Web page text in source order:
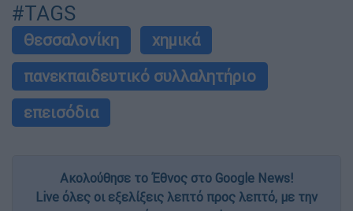
#TAGS
Θεσσαλονίκη
χημικά
πανεκπαιδευτικό συλλαλητήριο
επεισόδια
Ακολούθησε το Έθνος στο Google News!
Live όλες οι εξελίξεις λεπτό προς λεπτό, με την